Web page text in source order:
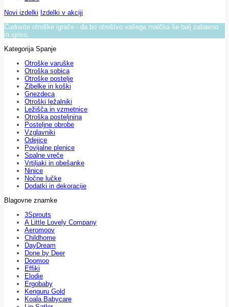
Novi izdelki Izdelki v akciji
Čudovite otroške igrače - da bo otroštvo vašega malčka še bolj zabavno
in igrivo.
Kategorija Spanje
Otroške varuške
Otroška sobica
Otroške postelje
Zibelke in koški
Gnezdeca
Otroški ležalniki
Ležišča in vzmetnice
Otroška posteljnina
Posteljne obrobe
Vzglavniki
Odejice
Povijalne plenice
Spalne vreče
Vrtiljaki in obešanke
Ninice
Nočne lučke
Dodatki in dekoracije
Blagovne znamke
3Sprouts
A Little Lovely Company
Aeromoov
Childhome
DayDream
Done by Deer
Doomoo
Effiki
Elodie
Ergobaby
Kenguru Gold
Koala Babycare